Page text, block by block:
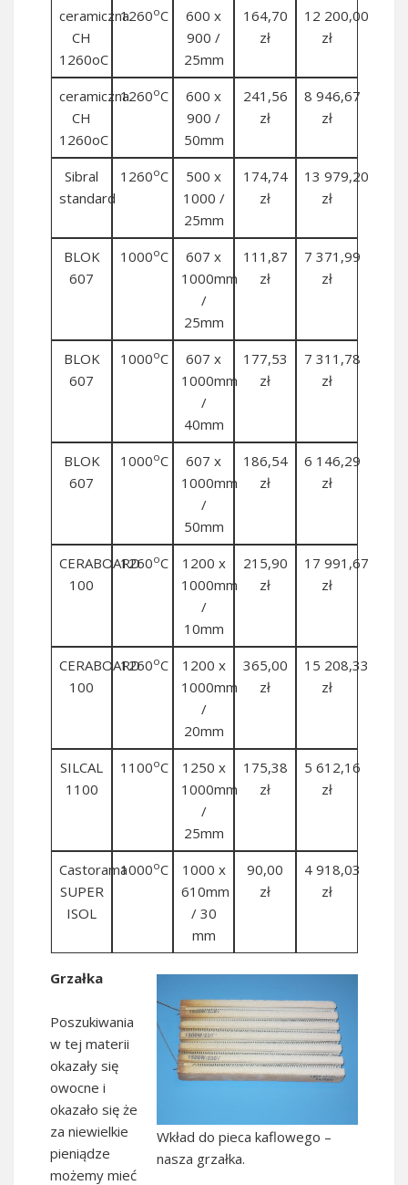
ceramiczna
CH
1260oC
1260oC
600 x
900 /
25mm
164,70
zł
12 200,00
zł
ceramiczna
CH
1260oC
1260oC
600 x
900 /
50mm
241,56
zł
8 946,67
zł
Sibral
standard
1260oC
500 x
1000 /
25mm
174,74
zł
13 979,20
zł
BLOK
607
1000oC
607 x
1000mm
/
25mm
111,87
zł
7 371,99
zł
BLOK
607
1000oC
607 x
1000mm
/
40mm
177,53
zł
7 311,78
zł
BLOK
607
1000oC
607 x
1000mm
/
50mm
186,54
zł
6 146,29
zł
CERABOARD
100
1260oC
1200 x
1000mm
/
10mm
215,90
zł
17 991,67
zł
CERABOARD
100
1260oC
1200 x
1000mm
/
20mm
365,00
zł
15 208,33
zł
SILCAL
1100
1100oC
1250 x
1000mm
/
25mm
175,38
zł
5 612,16
zł
Castorama
SUPER
ISOL
1000oC
1000 x
610mm
/ 30
mm
90,00
zł
4 918,03
zł
Wkład do pieca kaflowego –
nasza grzałka.
Grzałka
Poszukiwania
w tej materii
okazały się
owocne i
okazało się że
za niewielkie
pieniądze
możemy mieć